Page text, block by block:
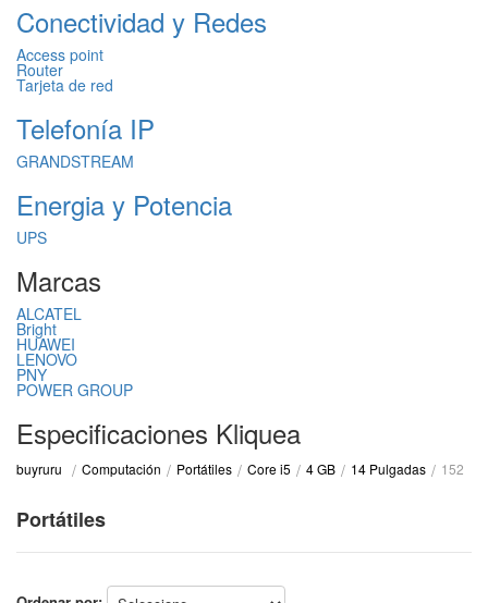
Conectividad y Redes
Access point
Router
Tarjeta de red
Telefonía IP
GRANDSTREAM
Energia y Potencia
UPS
Marcas
ALCATEL
Bright
HUAWEI
LENOVO
PNY
POWER GROUP
Especificaciones Kliquea
buyruru Computación Portátiles Core i5 4 GB 14 Pulgadas 152
Portátiles